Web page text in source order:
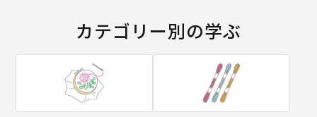
カテゴリー別の学ぶ